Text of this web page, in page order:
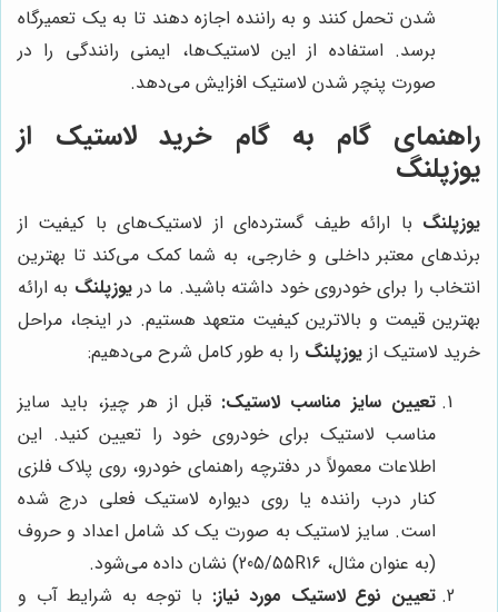
شدن تحمل کنند و به راننده اجازه دهند تا به یک تعمیرگاه
برسد. استفاده از این لاستیک‌ها، ایمنی رانندگی را در
صورت پنچر شدن لاستیک افزایش می‌دهد.
راهنمای گام به گام خرید لاستیک از
یوزپلنگ
یوزپلنگ با ارائه طیف گسترده‌ای از لاستیک‌های با کیفیت از
برندهای معتبر داخلی و خارجی، به شما کمک می‌کند تا بهترین
انتخاب را برای خودروی خود داشته باشید. ما دریوزپلنگ به ارائه
بهترین قیمت و بالاترین کیفیت متعهد هستیم. در اینجا، مراحل
خرید لاستیک از یوزپلنگ را به طور کامل شرح می‌دهیم:
تعیین سایز مناسب لاستیک: قبل از هر چیز، باید سایز
مناسب لاستیک برای خودروی خود را تعیین کنید. این
اطلاعات معمولاً در دفترچه راهنمای خودرو، روی پلاک فلزی
کنار درب راننده یا روی دیواره لاستیک فعلی درج شده
است. سایز لاستیک به صورت یک کد شامل اعداد و حروف
(به عنوان مثال، 205/55R16) نشان داده می‌شود.
تعیین نوع لاستیک مورد نیاز: با توجه به شرایط آب و